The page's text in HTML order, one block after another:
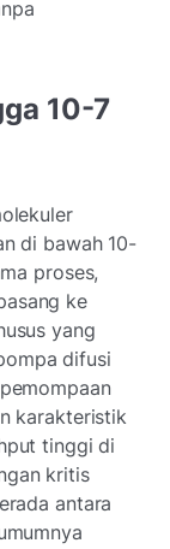
10-7
di bawah 10-
proses,
ke
yang
difusi
karakteristik
tinggi di
kritis
antara